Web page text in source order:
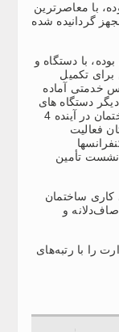
بوده، با معاصرترین
گردانیده شده
118 اتاق کاری بوده، با دستگاه و
تکمیل
شخصی در زیرزمین آن 4 کلاس خدمتی آماده
دستگاه های
معاصر عرصه ای تأمین می‌باشد. در این ساختمان در آینده 4
فعالیت
تالار مجلسی با 100 جای نشست تأمین
کاری ساختمان
و
را با رتبه‌های